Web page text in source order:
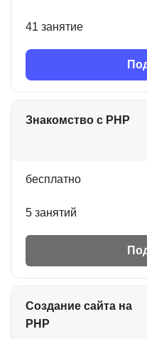
41 занятие
Знакомство с PHP
бесплатно
5 занятий
Создание сайта на
PHP